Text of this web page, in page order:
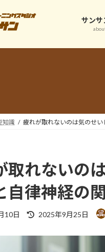
サンサ
知識 疲れが取れないのは気のせ
取れないの
自律神経の
10日
最
2025年9月25日